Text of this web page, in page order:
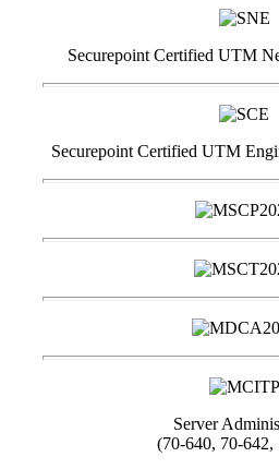
Securepoint Certified UTM
Securepoint Certified UTM
Server
(70-640, 70-642,